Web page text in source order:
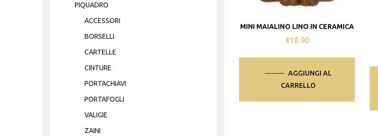
MINI MAIALINO LINO IN CERAMICA
€18.90
AGGIUNGI AL
CARRELLO
PIQUADRO
ACCESSORI
BORSELLI
CARTELLE
CINTURE
PORTACHIAVI
PORTAFOGLI
VALIGIE
ZAINI